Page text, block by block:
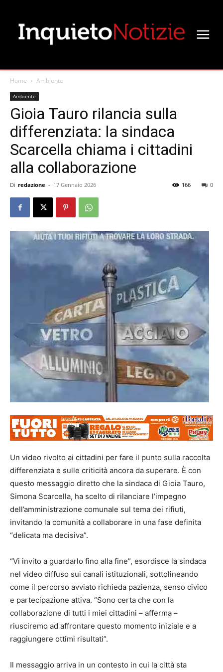
Home Ambiente
Ambiente
Gioia Tauro rilancia sulla
differenziata: la sindaca
Scarcella chiama i cittadini
alla collaborazione
Di redazione - 17 Gennaio 2026 0
166
Un video rivolto ai cittadini per fare il punto sulla raccolta
differenziata e sulle criticità ancora da superare. È con
questo messaggio diretto che la sindaca di Gioia Tauro,
Simona Scarcella, ha scelto di rilanciare l’impegno
dell’amministrazione comunale sul tema dei rifiuti,
invitando la comunità a collaborare in una fase definita
“delicata ma decisiva”.
“Vi invito a guardarlo fino alla fine”, esordisce la sindaca
nel video diffuso sui canali istituzionali, sottolineando
come il percorso avviato richieda pazienza, senso civico
e partecipazione attiva. “Sono certa che con la
collaborazione di tutti i miei cittadini – afferma –
riusciremo ad affrontare questo momento iniziale e a
raggiungere ottimi risultati”.
Il messaggio arriva in un contesto in cui la città sta